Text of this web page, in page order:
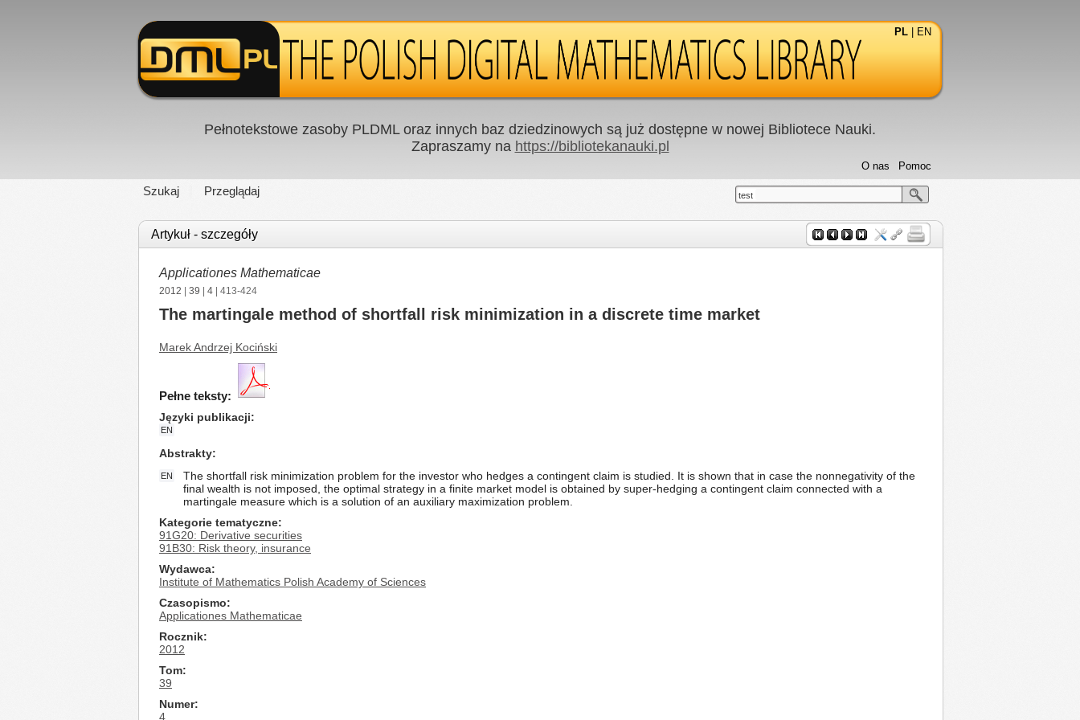
PL EN
Pełnotekstowe zasoby PLDML oraz innych baz dziedzinowych są już dostępne w nowej Bibliotece Nauki.
Zapraszamy na https://bibliotekanauki.pl
Szukaj Przeglądaj
Pomoc
O nas
test
Artykuł - szczegóły
Applicationes Mathematicae
2012 39 4 | 413-424
The martingale method of shortfall risk minimization in a discrete time market
Marek Andrzej Kociński
Pełne teksty:
Języki publikacji
EN
Abstrakty
EN
The shortfall risk minimization problem for the investor who hedges a contingent claim is studied. It is shown that in case the nonnegativity of the
final wealth is not imposed, the optimal strategy in a finite market model is obtained by super-hedging a contingent claim connected with a
martingale measure which is a solution of an auxiliary maximization problem.
Kategorie tematyczne
91G20: Derivative securities
91B30: Risk theory, insurance
Wydawca
Institute of Mathematics Polish Academy of Sciences
Czasopismo
Applicationes Mathematicae
Rocznik
2012
Tom
39
Numer
4